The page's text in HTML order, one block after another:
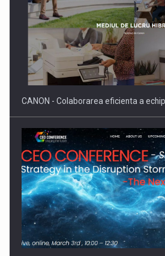
SAPTE PERSONALITATI DIN MEDIUL
SI INSTITUTIONAL…
Hard Enduro Piatra Craiului 2026,
CANON - Colaborarea eficienta a